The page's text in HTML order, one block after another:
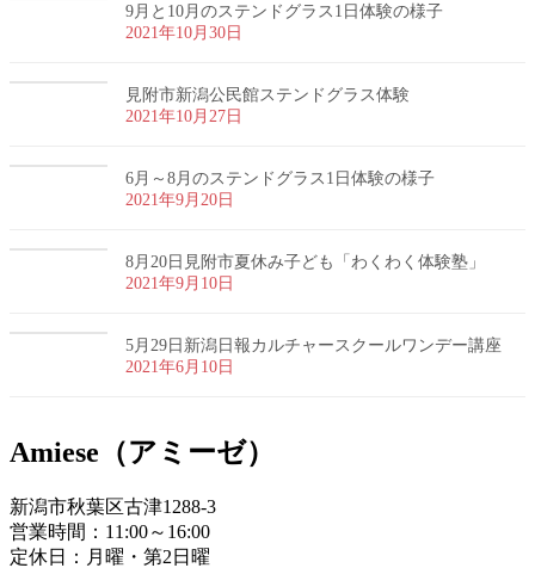
9月と10月のステンドグラス1日体験の様子
2021年10月30日
見附市新潟公民館ステンドグラス体験
2021年10月27日
6月～8月のステンドグラス1日体験の様子
2021年9月20日
8月20日見附市夏休み子ども「わくわく体験塾」
2021年9月10日
5月29日新潟日報カルチャースクールワンデー講座
2021年6月10日
Amiese（アミーゼ）
新潟市秋葉区古津1288-3
営業時間：11:00～16:00
定休日：月曜・第2日曜